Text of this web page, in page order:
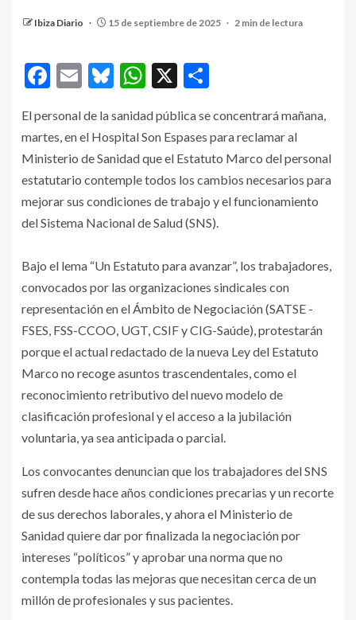
Ibiza Diario 15 de septiembre de 2025 2 min de lectura
Facebook
EmailBluesky
WhatsApp
X
El personal de la sanidad pública se concentrará mañana,
martes, en el Hospital Son Espases para reclamar al
Ministerio de Sanidad que el Estatuto Marco del personal
estatutario contemple todos los cambios necesarios para
mejorar sus condiciones de trabajo y el funcionamiento
del Sistema Nacional de Salud (SNS).
Bajo el lema “Un Estatuto para avanzar”, los trabajadores,
convocados por las organizaciones sindicales con
representación en el Ámbito de Negociación (SATSE -
FSES, FSS-CCOO, UGT, CSIF y CIG-Saúde), protestarán
porque el actual redactado de la nueva Ley del Estatuto
Marco no recoge asuntos trascendentales, como el
reconocimiento retributivo del nuevo modelo de
clasificación profesional y el acceso a la jubilación
voluntaria, ya sea anticipada o parcial.
Los convocantes denuncian que los trabajadores del SNS
sufren desde hace años condiciones precarias y un recorte
de sus derechos laborales, y ahora el Ministerio de
Sanidad quiere dar por finalizada la negociación por
intereses “políticos” y aprobar una norma que no
contempla todas las mejoras que necesitan cerca de un
millón de profesionales y sus pacientes.